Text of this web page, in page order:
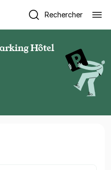
Rechercher
Hôtel